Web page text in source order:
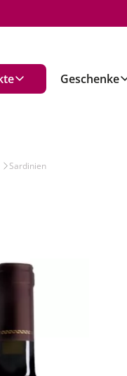
Geschenke
Sardinien